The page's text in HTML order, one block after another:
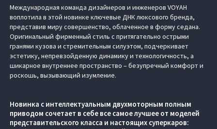
Международная команда дизайнеров и инженеров VOYAH
воплотила в этой новинке ключевые ДНК люксового бренда,
представив миру совершенство, облаченное в форму седана.
Оригинальный фирменный стиль с притягательно острыми
гранями кузова и стремительным силуэтом, подчеркивает
эстетику, непревзойденную динамику и технологичность, а
шикарное внутреннее пространство – безупречный комфорт и
роскошь, вызывающий изумление.
Новинка с интеллектуальным двухмоторным полным
приводом сочетает в себе все самое лучшее от моделей
представительского класса и настоящих суперкаров: